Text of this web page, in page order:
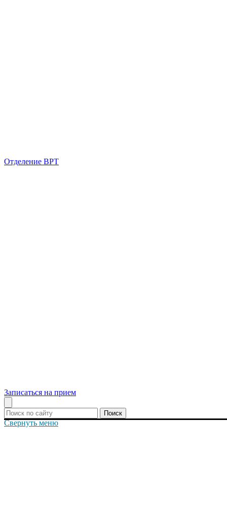
Отделение ВРТ
Записаться на прием
Поиск
Свернуть меню